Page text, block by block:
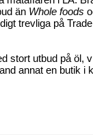
än Whole foods
trevliga på
stort utbud på öl,
annat en butik i